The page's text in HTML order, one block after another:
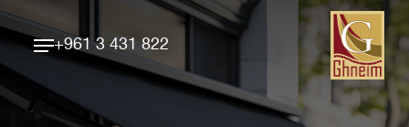
Skip
to
main
content
+961 3 431 822
Menu
Close
Menu